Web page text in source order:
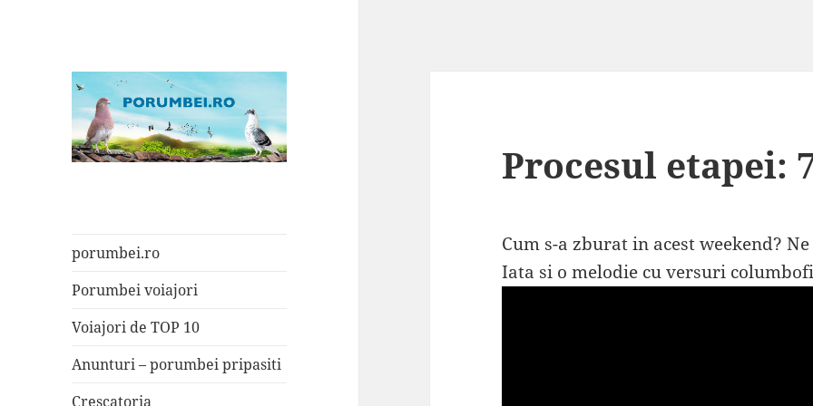
porumbei.ro
Porumbei voiajori
Voiajori de TOP 10
Anunturi – porumbei pripasiti
Crescatoria
Procesul etapei:
Cum s-a zburat in acest weekend?
Iata si o melodie cu versuri